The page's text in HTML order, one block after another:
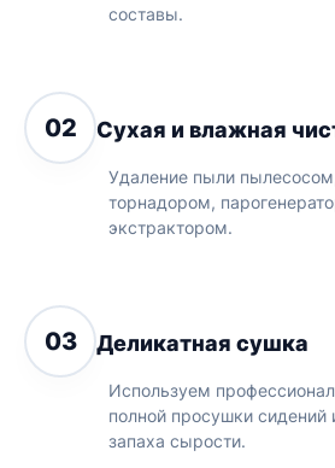
составы.
02 Сухая и влажная
Удаление пыли
торнадором,
экстрактором.
03 Деликатная сушка
Используем
полной просушки сидений
запаха сырости.